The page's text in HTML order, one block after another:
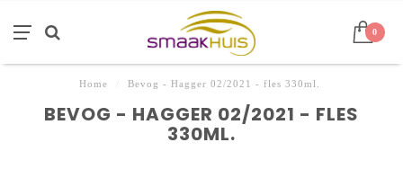
0
Home Bevog - Hagger 02/2021 - fles 330ml.
BEVOG - HAGGER 02/2021 - FLES
330ML.